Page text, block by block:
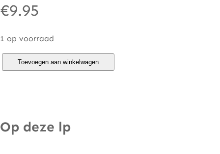
€9.95
1 op voorraad
Toevoegen aan winkelwagen
Op deze lp